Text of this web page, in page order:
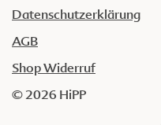
Datenschutzerklärung
AGB
Shop Widerruf
© 2026 HiPP